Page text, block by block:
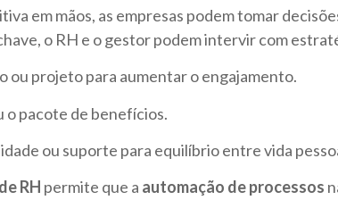
em mãos, as empresas podem tomar
o RH e o gestor podem intervir com
ou projeto para aumentar o engajamento.
o pacote de benefícios.
ou suporte para equilíbrio entre vida
RH permite que a automação de processos